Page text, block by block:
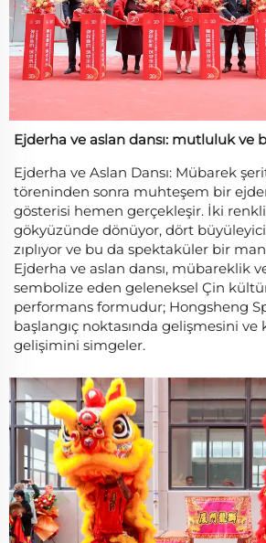
Ejderha ve aslan dansı: mutluluk ve
Ejderha ve Aslan Dansı: Mübarek
töreninden sonra muhteşem bir
gösterisi hemen gerçekleşir. İki renkli
gökyüzünde dönüyor, dört
zıplıyor ve bu da spektaküler bir
Ejderha ve aslan dansı, mübareklik
sembolize eden geleneksel Çin
performans formudur; Hongsheng
başlangıç noktasında gelişmesini
gelişimini simgeler.